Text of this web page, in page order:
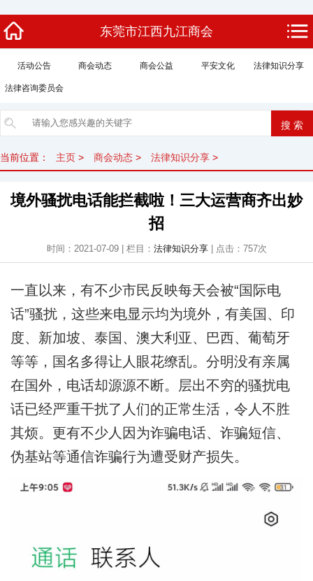
东莞市江西九江商会
活动公告 商会动态 商会公益 平安文化 法律知识分享
法律咨询委员会
当前位置： 主页 > 商会动态 > 法律知识分享 >
境外骚扰电话能拦截啦！三大运营商齐出妙
招
时间：2021-07-09 | 栏目： 法律知识分享| 点击： 757次
一直以来，有不少市民反映每天会被“国际电
话”骚扰，这些来电显示均为境外，有美国、印
度、新加坡、泰国、澳大利亚、巴西、葡萄牙
等等，国名多得让人眼花缭乱。分明没有亲属
在国外，电话却源源不断。层出不穷的骚扰电
话已经严重干扰了人们的正常生活，令人不胜
其烦。更有不少人因为诈骗电话、诈骗短信、
伪基站等通信诈骗行为遭受财产损失。